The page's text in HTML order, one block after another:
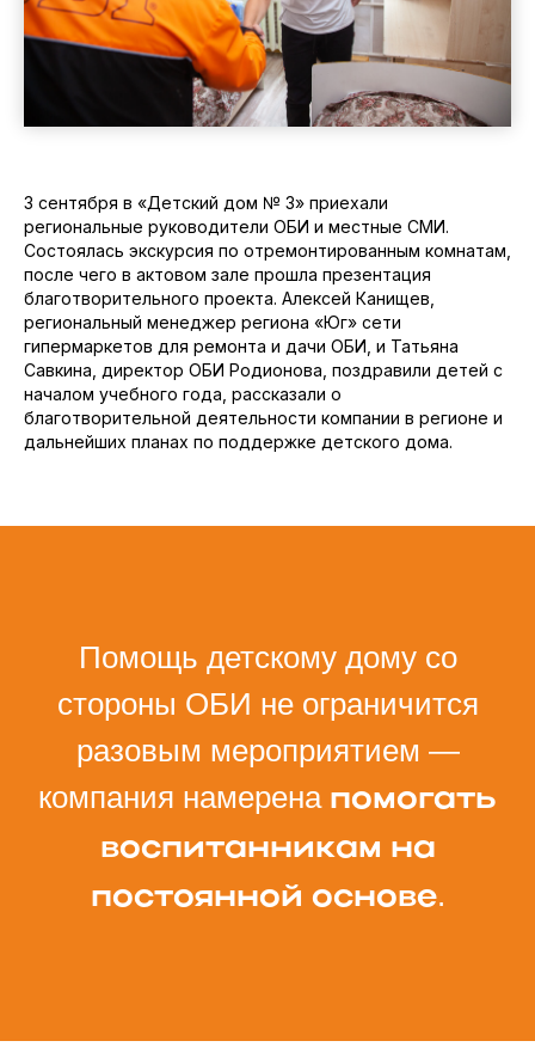
3 сентября в «Детский дом № 3» приехали
региональные руководители ОБИ и местные СМИ.
Состоялась экскурсия по отремонтированным комнатам,
после чего в актовом зале прошла презентация
благотворительного проекта. Алексей Канищев,
региональный менеджер региона «Юг» сети
гипермаркетов для ремонта и дачи ОБИ, и Татьяна
Савкина, директор ОБИ Родионова, поздравили детей с
началом учебного года, рассказали о
благотворительной деятельности компании в регионе и
дальнейших планах по поддержке детского дома.
Помощь детскому дому со
стороны ОБИ не ограничится
разовым мероприятием —
компания намерена помогать
воспитанникам на
постоянной основе.